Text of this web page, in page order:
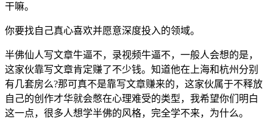
干嘛。
你要找自己真心喜欢并愿意深度投入的领域。
半佛仙人写文章牛逼不，录视频牛逼不，一般人会想的是，
这家伙靠写文章肯定赚了不少钱。知道他在上海和杭州分别
有几套房么?那可真不是靠写文章赚来的，这家伙属于不释放
自己的创作才华就会憋在心理难受的类型，我希望你们明白
这一点，很多人想学半佛的风格，完全学不来，为什么。